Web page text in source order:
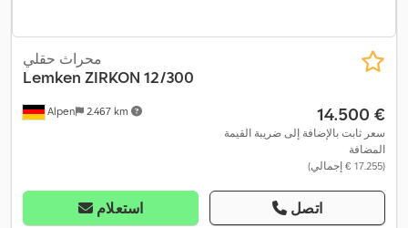
Alpen 2.467 km
محراث حقلي
Lemken ZIRKON 12/300
‏14.500 €
سعر ثابت بالإضافة إلى ضريبة القيمة
المضافة
(‏17.255 € إجمالي)
استعلام اتصل